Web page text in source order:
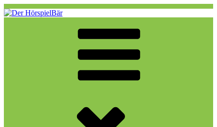
Zum
Inhalt
Eine weitere WordPress-Website